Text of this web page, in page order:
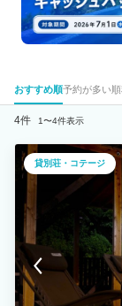
おすすめ順予約が多い順
4件 1〜4件表示
貸別荘・コテージ